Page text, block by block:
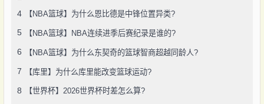
4 【NBA篮球】为什么恩比德是中锋位置异类?
5 【NBA篮球】NBA连续进季后赛纪录是谁的?
6 【NBA篮球】为什么东契奇的篮球智商超越同龄人?
7 【库里】为什么库里能改变篮球运动?
8 【世界杯】2026世界杯时差怎么算?